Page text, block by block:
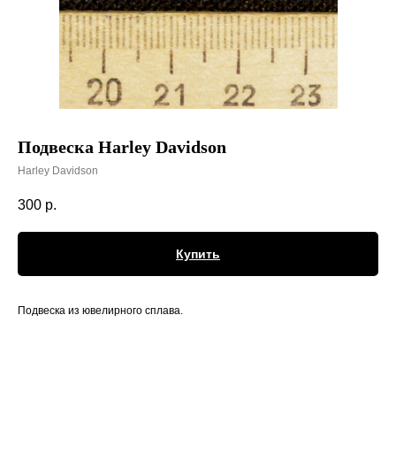
Подвеска Harley Davidson
Harley Davidson
300 р.
Купить
Подвеска из ювелирного сплава.